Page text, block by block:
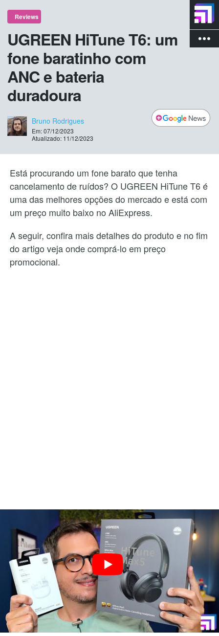
more_vert
Reviews
UGREEN HiTune T6: um
fone baratinho com
ANC e bateria
duradoura
Bruno Rodrigues
Em: 07/12/2023
Atualizado: 11/12/2023
Está procurando um fone barato que tenha
cancelamento de ruídos? O UGREEN HiTune T6 é
uma das melhores opções do mercado e está com
um preço muito baixo no AliExpress.
A seguir, confira mais detalhes do produto e no fim
do artigo veja onde comprá-lo em preço
promocional.